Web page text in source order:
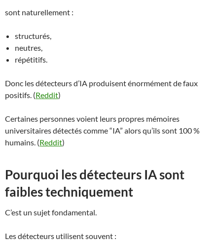
sont naturellement :
structurés,
neutres,
répétitifs.
Donc les détecteurs d’IA produisent énormément de faux
positifs. (Reddit)
Certaines personnes voient leurs propres mémoires
universitaires détectés comme “IA” alors qu’ils sont 100 %
humains. (Reddit)
Pourquoi les détecteurs IA sont
faibles techniquement
C’est un sujet fondamental.
Les détecteurs utilisent souvent :